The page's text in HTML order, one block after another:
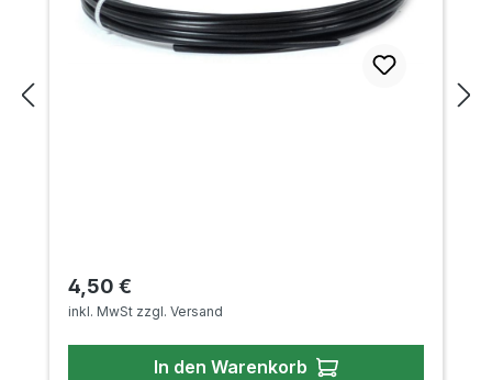
Regulärer Preis:
4,50 €
inkl. MwSt zzgl. Versand
In den Warenkorb